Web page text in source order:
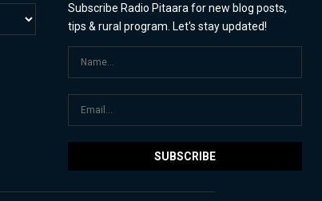
Subscribe Radio Pitaara for new blog posts,
tips & rural program. Let's stay updated!